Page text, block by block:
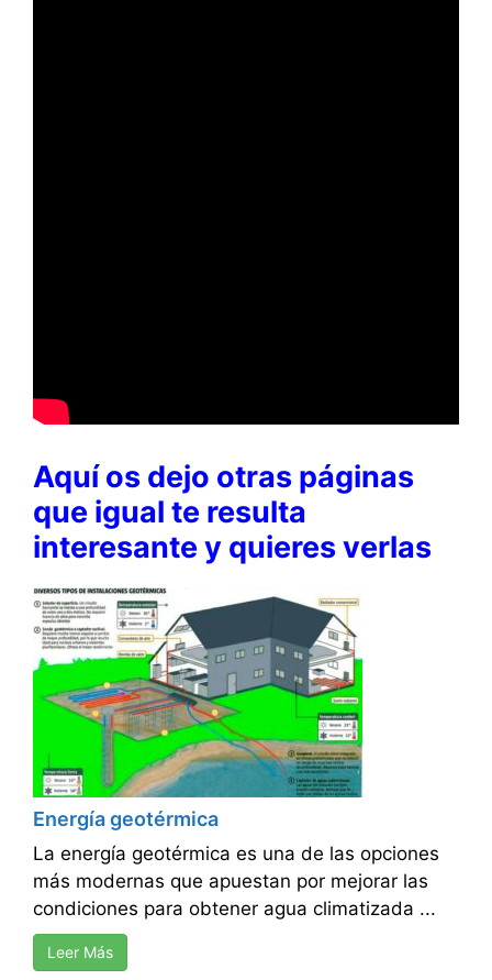
Aquí os dejo otras páginas
que igual te resulta
interesante y quieres verlas
Energía geotérmica
La energía geotérmica es una de las opciones
más modernas que apuestan por mejorar las
condiciones para obtener agua climatizada ...
Leer Más